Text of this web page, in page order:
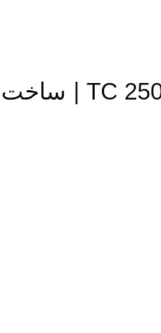
پمپ بشقابی 2.5 اسب سیستما مدل TC 250 | ساخت